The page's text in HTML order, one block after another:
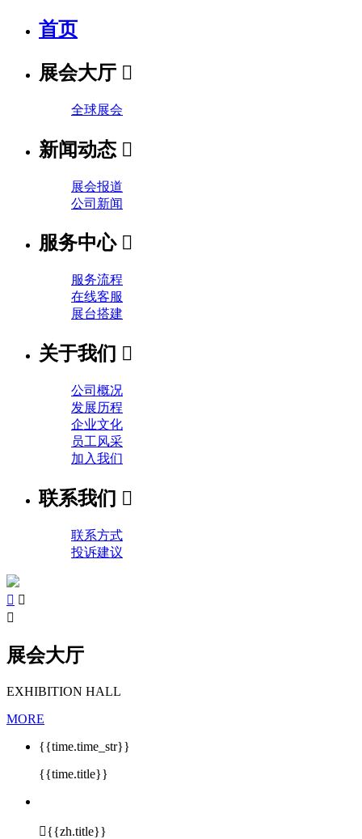
首页
展会大厅 
全球展会
新闻动态 
展会报道
公司新闻
服务中心 
服务流程
在线客服
展台搭建
关于我们 
公司概况
发展历程
企业文化
员工风采
加入我们
联系我们 
联系方式
投诉建议
 

展会大厅
EXHIBITION HALL
MORE
{{time.time_str}}
{{time.title}}
{{zh.title}}